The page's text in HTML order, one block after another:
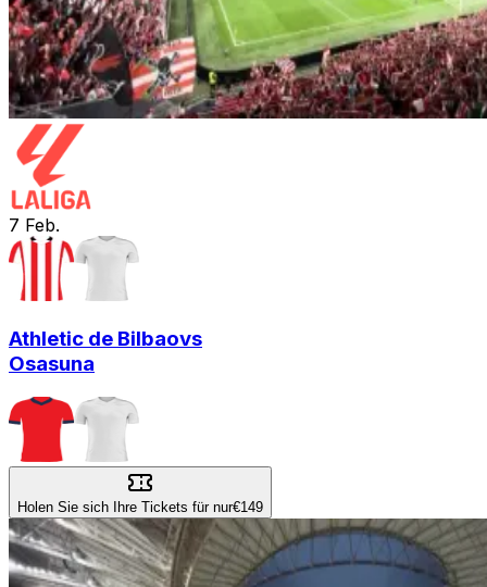
7 Feb.
Athletic de Bilbaovs
Osasuna
Holen Sie sich Ihre Tickets für nur€149